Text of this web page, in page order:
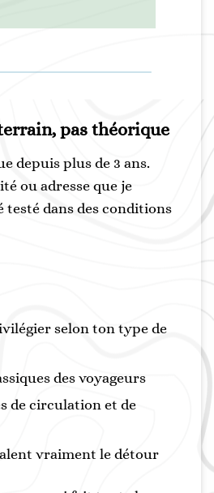
pas théorique
depuis plus de 3 ans.
ou adresse que je
testé dans des conditions
selon ton type de
des voyageurs
de circulation et de
vraiment le détour